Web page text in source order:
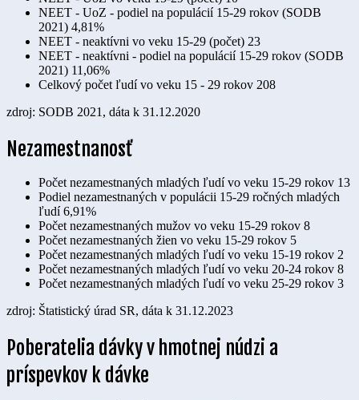
NEET - UoZ - podiel na populácií 15-29 rokov (SODB
2021) 4,81%
NEET - neaktívni vo veku 15-29 (počet) 23
NEET - neaktívni - podiel na populácií 15-29 rokov (SODB
2021) 11,06%
Celkový počet ľudí vo veku 15 - 29 rokov 208
zdroj: SODB 2021, dáta k 31.12.2020
Nezamestnanosť
Počet nezamestnaných mladých ľudí vo veku 15-29 rokov 13
Podiel nezamestnaných v populácii 15-29 ročných mladých
ľudí 6,91%
Počet nezamestnaných mužov vo veku 15-29 rokov 8
Počet nezamestnaných žien vo veku 15-29 rokov 5
Počet nezamestnaných mladých ľudí vo veku 15-19 rokov 2
Počet nezamestnaných mladých ľudí vo veku 20-24 rokov 8
Počet nezamestnaných mladých ľudí vo veku 25-29 rokov 3
zdroj: Štatistický úrad SR, dáta k 31.12.2023
Poberatelia dávky v hmotnej núdzi a
príspevkov k dávke